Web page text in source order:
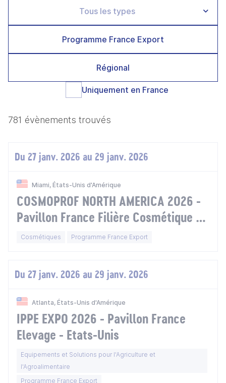
Programme France Export
Régional
Uniquement en France
781 évènements trouvés
Du 27 janv. 2026 au 29 janv. 2026
Miami, États-Unis d'Amérique
COSMOPROF NORTH AMERICA 2026 -
Pavillon France Filière Cosmétique -
Etats-Unis
Cosmétiques Programme France Export
Du 27 janv. 2026 au 29 janv. 2026
Atlanta, États-Unis d'Amérique
IPPE EXPO 2026 - Pavillon France
Elevage - Etats-Unis
Equipements et Solutions pour l'Agriculture et
l'Agroalimentaire
Programme France Export